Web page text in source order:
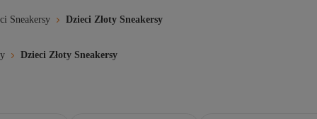
Sneakersy Dzieci Złoty Sneakersy
Dzieci Złoty Sneakersy